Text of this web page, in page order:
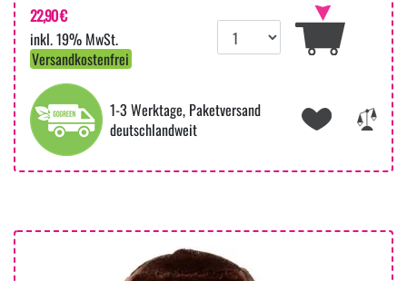
22,90 €
inkl. 19% MwSt.
Versandkostenfrei
1-3 Werktage, Paketversand
deutschlandweit